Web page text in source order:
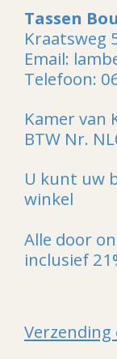
Tassen
Kraatsweg
Email:
Telefoon:
Kamer van
BTW Nr.
U kunt uw
winkel
Alle door
inclusief
Verzending